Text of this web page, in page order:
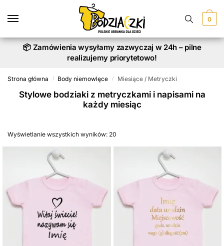
0
📦 Zamówienia wysyłamy zazwyczaj w 24h – pilne
realizujemy priorytetowo!
Strona główna / Body niemowlęce / Miesiące / Metryczki
Stylowe bodziaki z metryczkami i napisami na
każdy miesiąc
Wyświetlanie wszystkich wyników: 20